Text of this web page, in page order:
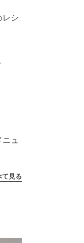
レシ
ュ
て見る